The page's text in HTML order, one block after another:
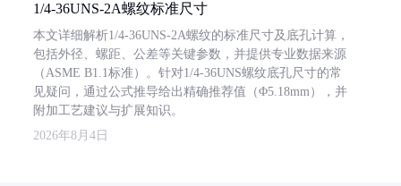
1/4-36UNS-2A螺纹标准尺寸
本文详细解析1/4-36UNS-2A螺纹的标准尺寸及底孔计算，
包括外径、螺距、公差等关键参数，并提供专业数据来源
（ASME B1.1标准）。针对1/4-36UNS螺纹底孔尺寸的常
见疑问，通过公式推导给出精确推荐值（Φ5.18mm），并
附加工艺建议与扩展知识。
2026年8月4日